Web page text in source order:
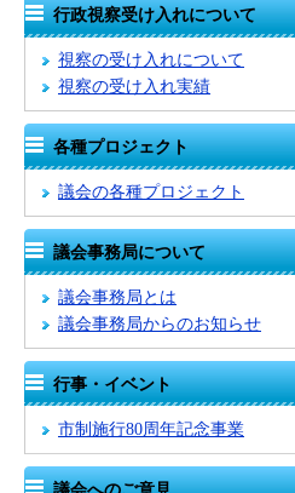
行政視察受け入れについて
視察の受け入れについて
視察の受け入れ実績
各種プロジェクト
議会の各種プロジェクト
議会事務局について
議会事務局とは
議会事務局からのお知らせ
行事・イベント
市制施行80周年記念事業